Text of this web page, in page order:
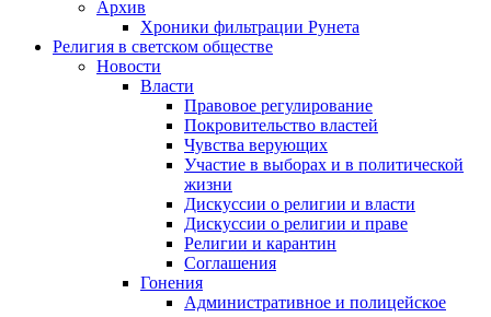
Архив
Хроники фильтрации Рунета
Религия в светском обществе
Новости
Власти
Правовое регулирование
Покровительство властей
Чувства верующих
Участие в выборах и в политической
жизни
Дискуссии о религии и власти
Дискуссии о религии и праве
Религии и карантин
Соглашения
Гонения
Административное и полицейское